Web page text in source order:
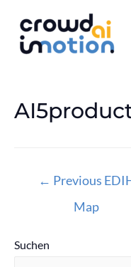
content
Beitragsnavigation
← Previous
Map
Suchen